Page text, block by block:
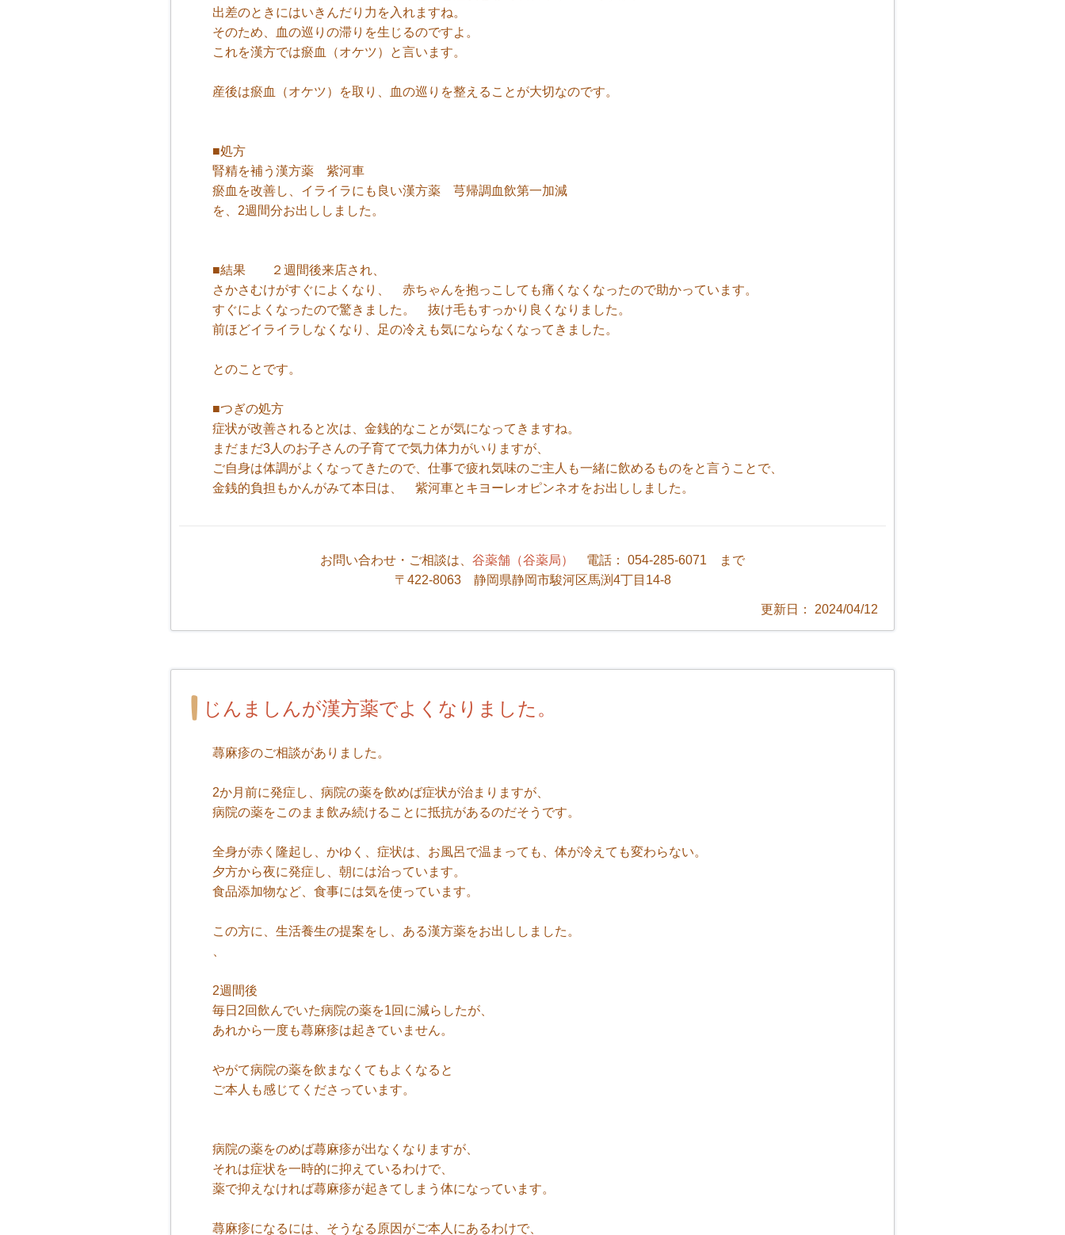
出差のときにはいきんだり力を入れますね。
そのため、血の巡りの滞りを生じるのですよ。
これを漢方では瘀血（オケツ）と言います。
産後は瘀血（オケツ）を取り、血の巡りを整えることが大切なのです。
■処方
腎精を補う漢方薬 紫河車
瘀血を改善し、イライラにも良い漢方薬 芎帰調血飲第一加減
を、2週間分お出ししました。
■結果 ２週間後来店され、
さかさむけがすぐによくなり、 赤ちゃんを抱っこしても痛くなくなったので助かっています。
すぐによくなったので驚きました。 抜け毛もすっかり良くなりました。
前ほどイライラしなくなり、足の冷えも気にならなくなってきました。
とのことです。
■つぎの処方
症状が改善されると次は、金銭的なことが気になってきますね。
まだまだ3人のお子さんの子育てで気力体力がいりますが、
ご自身は体調がよくなってきたので、仕事で疲れ気味のご主人も一緒に飲めるものをと言うことで、
金銭的負担もかんがみて本日は、 紫河車とキヨーレオピンネオをお出ししました。
お問い合わせ・ご相談は、 谷薬舗（谷薬局）
電話： 054-285-6071 まで
〒422-8063 静岡県静岡市駿河区馬渕4丁目14-8
更新日： 2024/04/12
じんましんが漢方薬でよくなりました。
蕁麻疹のご相談がありました。
2か月前に発症し、病院の薬を飲めば症状が治まりますが、
病院の薬をこのまま飲み続けることに抵抗があるのだそうです。
全身が赤く隆起し、かゆく、症状は、お風呂で温まっても、体が冷えても変わらない。
夕方から夜に発症し、朝には治っています。
食品添加物など、食事には気を使っています。
この方に、生活養生の提案をし、ある漢方薬をお出ししました。
2週間後
毎日2回飲んでいた病院の薬を1回に減らしたが、
あれから一度も蕁麻疹は起きていません。
やがて病院の薬を飲まなくてもよくなると
ご本人も感じてくださっています。
病院の薬をのめば蕁麻疹が出なくなりますが、
それは症状を一時的に抑えているわけで、
薬で抑えなければ蕁麻疹が起きてしまう体になっています。
蕁麻疹になるには、そうなる原因がご本人にあるわけで、